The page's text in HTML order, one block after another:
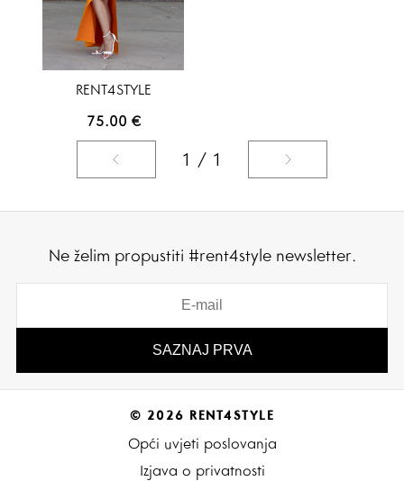
RENT4STYLE
75.00 €
1 / 1
Ne želim propustiti #rent4style newsletter.
© 2026 RENT4STYLE
Opći uvjeti poslovanja
Izjava o privatnosti